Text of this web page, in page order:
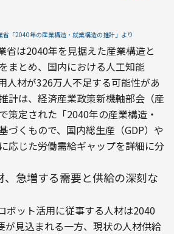
省「2040年の産業構造・就業構造の推計」より
省は2040年を見据えた産業構造と
まとめ、国内における人工知能
人材が326万人不足する可能性があ
計は、経済産業政策新機軸部会（産
策定された「2040年の産業構造・
づくもので、国内総生産（GDP）や
応じた労働需給ギャップを詳細に分
、急増する需要と供給の深刻な
ボット活用に従事する人材は2040
が見込まれる一方、現状の人材供給